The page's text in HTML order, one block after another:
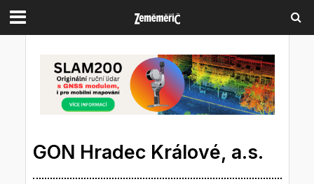
GON Hradec Králové, a.s.